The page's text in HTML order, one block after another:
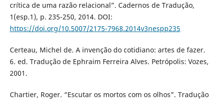
crítica de uma razão relacional”. Cadernos de Tradução,
1(esp.1), p. 235-250, 2014. DOI:
https://doi.org/10.5007/2175-7968.2014v3nespp235
Certeau, Michel de. A invenção do cotidiano: artes de fazer.
6. ed. Tradução de Ephraim Ferreira Alves. Petrópolis: Vozes,
2001.
Chartier, Roger. “Escutar os mortos com os olhos”. Tradução